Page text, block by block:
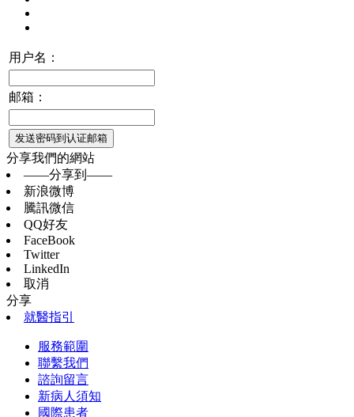
用户名：
邮箱：
发送密码到认证邮箱
分享我們的網站
——分享到——
新浪微博
騰訊微信
QQ好友
FaceBook
Twitter
LinkedIn
取消
分享
就醫指引
服務範圍
聯繫我們
諮詢留言
新病人須知
國際患者